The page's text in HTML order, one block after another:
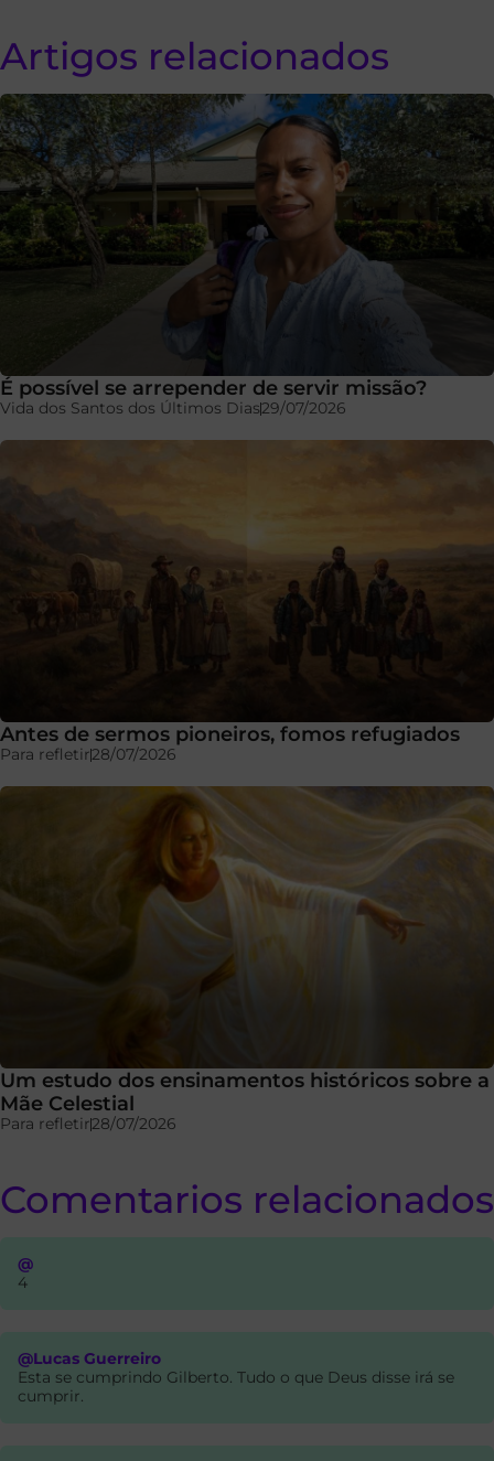
Artigos relacionados
É possível se arrepender de servir missão?
Vida dos Santos dos Últimos Dias29/07/2026
Antes de sermos pioneiros, fomos refugiados
Para refletir28/07/2026
Um estudo dos ensinamentos históricos sobre a
Mãe Celestial
Para refletir28/07/2026
Comentarios relacionados
@
4
@Lucas Guerreiro
Esta se cumprindo Gilberto. Tudo o que Deus disse irá se
cumprir.